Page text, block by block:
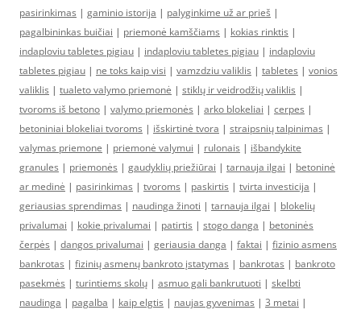
pasirinkimas | gaminio istorija | palyginkime už ar prieš |
pagalbininkas buičiai | priemonė kamščiams | kokias rinktis |
indaploviu tabletes pigiau | indaploviu tabletes pigiau | indaploviu
tabletes pigiau | ne toks kaip visi | vamzdziu valiklis | tabletes | vonios
valiklis | tualeto valymo priemonė | stiklų ir veidrodžių valiklis |
tvoroms iš betono | valymo priemonės | arko blokeliai | cerpes |
betoniniai blokeliai tvoroms | išskirtinė tvora | straipsnių talpinimas |
valymas priemone | priemonė valymui | rulonais | išbandykite
granules | priemonės | gaudyklių priežiūrai | tarnauja ilgai | betoninė
ar medinė | pasirinkimas | tvoroms | paskirtis | tvirta investicija |
geriausias sprendimas | naudinga žinoti | tarnauja ilgai | blokelių
privalumai | kokie privalumai | patirtis | stogo danga | betoninės
čerpės | dangos privalumai | geriausia danga | faktai | fizinio asmens
bankrotas | fizinių asmenų bankroto įstatymas | bankrotas | bankroto
pasekmės | turintiems skolų | asmuo gali bankrutuoti | skelbti
naudinga | pagalba | kaip elgtis | naujas gyvenimas | 3 metai |